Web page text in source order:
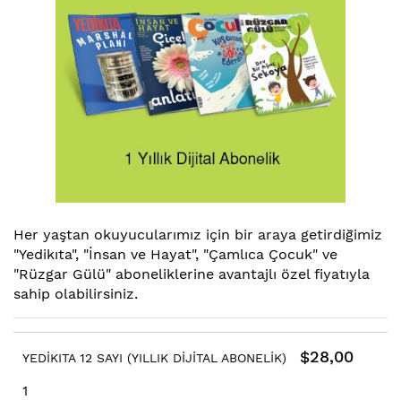
galerisinin
başına
atla
Her yaştan okuyucularımız için bir araya getirdiğimiz
"Yedikıta", "İnsan ve Hayat", "Çamlıca Çocuk" ve
"Rüzgar Gülü" aboneliklerine avantajlı özel fiyatıyla
sahip olabilirsiniz.
YEDİKITA 12 SAYI (YILLIK DİJİTAL ABONELİK) $28,00
1